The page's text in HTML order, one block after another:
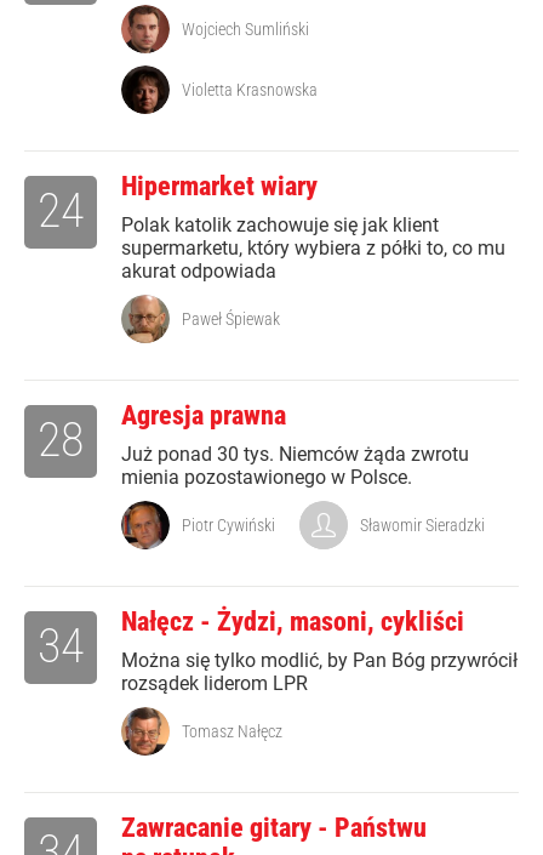
Wojciech Sumliński
Violetta Krasnowska
Hipermarket wiary
Polak katolik zachowuje się jak klient
supermarketu, który wybiera z półki to, co mu
akurat odpowiada
24
Paweł Śpiewak
Agresja prawna
Już ponad 30 tys. Niemców żąda zwrotu
mienia pozostawionego w Polsce.
28
Piotr Cywiński Sławomir Sieradzki
Nałęcz - Żydzi, masoni, cykliści
Można się tylko modlić, by Pan Bóg przywrócił
rozsądek liderom LPR
34
Tomasz Nałęcz
Zawracanie gitary - Państwu